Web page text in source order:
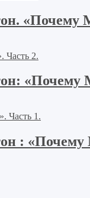
«Почему
«Почему
: «Почему